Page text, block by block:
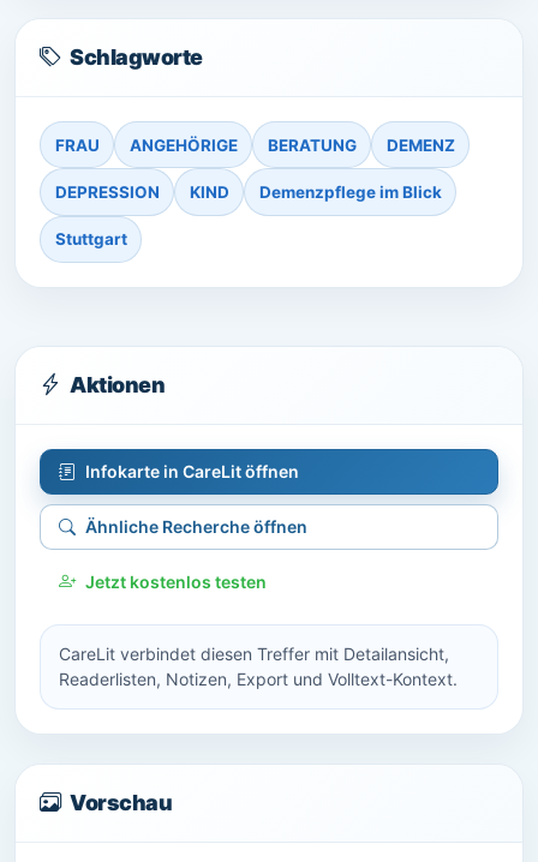
Schlagworte
FRAU ANGEHÖRIGE BERATUNG DEMENZ
DEPRESSION KIND Demenzpflege im Blick
Stuttgart
Aktionen
Infokarte in CareLit öffnen
Ähnliche Recherche öffnen
Jetzt kostenlos testen
CareLit verbindet diesen Treffer mit Detailansicht,
Readerlisten, Notizen, Export und Volltext-Kontext.
Vorschau